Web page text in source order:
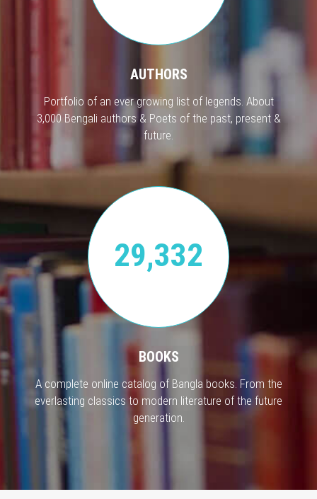
AUTHORS
Portfolio of an ever growing list of legends. About
3,000 Bengali authors & Poets of the past, present &
future.
29,332
BOOKS
A complete online catalog of Bangla books. From the
everlasting classics to modern literature of the future
generation.